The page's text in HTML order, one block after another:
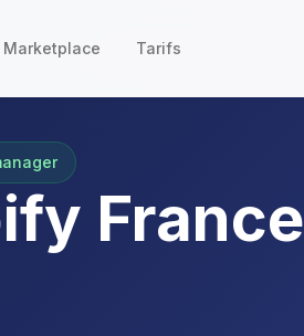
Marketplace Tarifs
France